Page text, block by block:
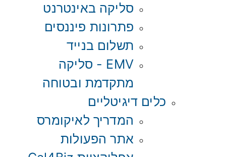
סליקה באינטרנט
פתרונות פיננסים
תשלום בנייד
EMV - סליקה
מתקדמת ובטוחה
כלים דיגיטליים
המדריך לאיקומרס
אתר הפעולות